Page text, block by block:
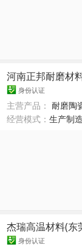
河南正邦耐磨材
身份认证
主营产品：耐磨陶
经营模式：生产制造
杰瑞高温材料(东
身份认证